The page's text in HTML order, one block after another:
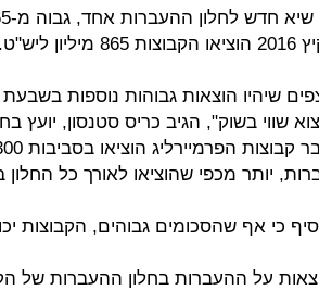
ליש"ט.
שיהיו הוצאות גבוהות נוספות
שווי בשוק", הגיב כריס סטנסון, יועץ
יותר מכפי שהוציאו לאורך כל החלון
כי אף שהסכומים גבוהים, הקבוצות
על ההעברות בחלון ההעברות של